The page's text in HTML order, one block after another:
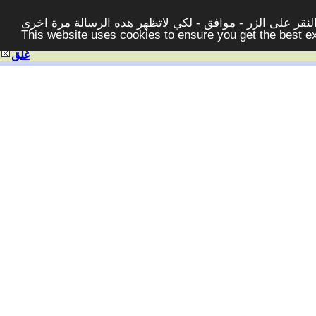
على الزر - موافق - لكي لاتظهر هذه الرسالة مرة اخرى -
This website uses cookies to ensure you get the best
غلق